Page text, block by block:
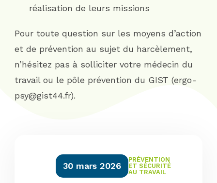
réalisation de leurs missions
Pour toute question sur les moyens d’action
et de prévention au sujet du harcèlement,
n’hésitez pas à solliciter votre médecin du
travail ou le pôle prévention du GIST (ergo-
psy@gist44.fr).
30 mars 2026
PRÉVENTION
ET SÉCURITÉ
AU TRAVAIL